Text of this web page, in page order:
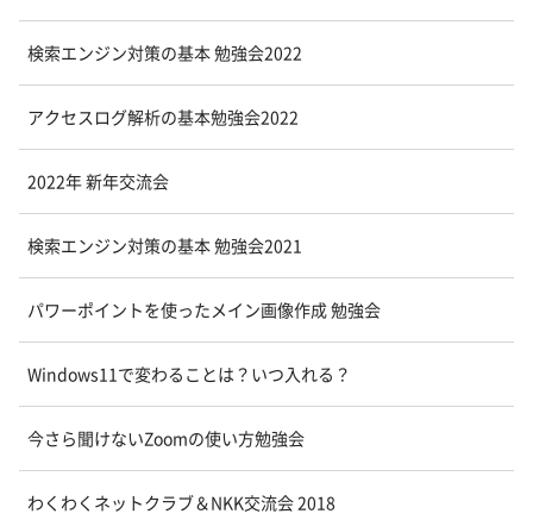
検索エンジン対策の基本 勉強会2022
アクセスログ解析の基本勉強会2022
2022年 新年交流会
検索エンジン対策の基本 勉強会2021
パワーポイントを使ったメイン画像作成 勉強会
Windows11で変わることは？いつ入れる？
今さら聞けないZoomの使い方勉強会
わくわくネットクラブ＆NKK交流会 2018